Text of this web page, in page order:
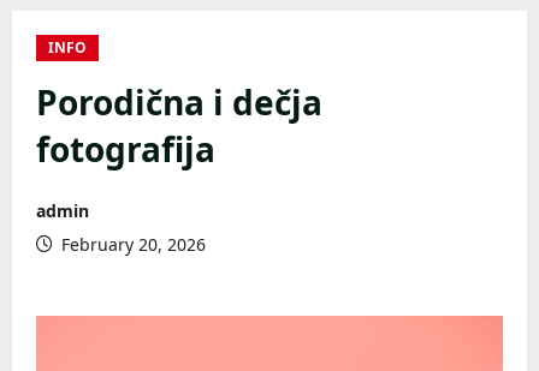
INFO
Porodična i dečja
fotografija
admin
February 20, 2026